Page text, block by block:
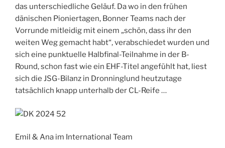
das unterschiedliche Geläuf. Da wo in den frühen
dänischen Pioniertagen, Bonner Teams nach der
Vorrunde mitleidig mit einem „schön, dass ihr den
weiten Weg gemacht habt“, verabschiedet wurden und
sich eine punktuelle Halbfinal-Teilnahme in der B-
Round, schon fast wie ein EHF-Titel angefühlt hat, liest
sich die JSG-Bilanz in Dronninglund heutzutage
tatsächlich knapp unterhalb der CL-Reife …
Emil & Ana im International Team